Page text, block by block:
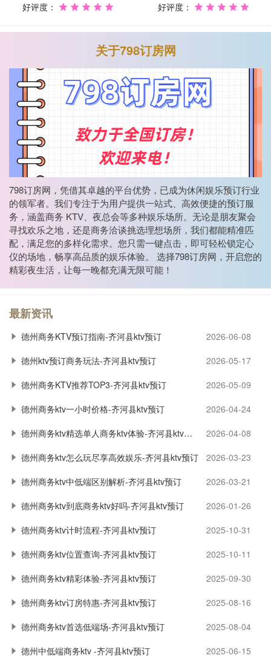
好评度：
好评度：
关于798订房网
798订房网，凭借其卓越的平台优势，已成为休闲娱乐预订行业
的领军者。我们专注于为用户提供一站式、高效便捷的预订服
务，涵盖商务 KTV、夜总会等多种娱乐场所。无论是朋友聚会
寻找欢乐之地，还是商务洽谈挑选理想场所，我们都能精准匹
配，满足您的多样化需求。您只需一键点击，即可轻松锁定心
仪的场地，畅享高品质的娱乐体验。 选择798订房网，开启您的
精彩夜生活，让每一晚都充满无限可能！
最新资讯
德州商务KTV预订指南-齐河县ktv预订
2026-06-08
德州ktv预订商务玩法-齐河县ktv预订
2026-05-17
德州商务KTV推荐TOP3-齐河县ktv预订
2026-05-09
德州商务ktv一小时价格-齐河县ktv预订
2026-04-24
德州商务ktv精选单人商务ktv体验-齐河县ktv预订
2026-04-08
德州商务ktv怎么玩尽享高效娱乐-齐河县ktv预订
2026-03-23
德州商务ktv中低端区别解析-齐河县ktv预订
2026-03-21
德州商务ktv到底商务ktv好吗-齐河县ktv预订
2026-01-26
德州商务ktv计时流程-齐河县ktv预订
2025-10-31
德州商务ktv位置查询-齐河县ktv预订
2025-10-11
德州商务ktv精彩体验-齐河县ktv预订
2025-09-30
德州商务ktv订房特惠-齐河县ktv预订
2025-08-16
德州商务ktv首选低端场-齐河县ktv预订
2025-08-04
德州中低端商务ktv -齐河县ktv预订
2025-06-15